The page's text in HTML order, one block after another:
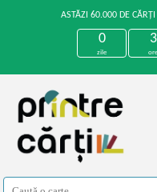
ASTĂZI 60.000 DE
0
zile
3
ore